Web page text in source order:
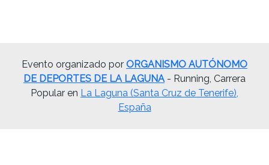
Evento organizado por ORGANISMO AUTÓNOMO
DE DEPORTES DE LA LAGUNA- Running, Carrera
Popular en La Laguna (Santa Cruz de Tenerife),
España